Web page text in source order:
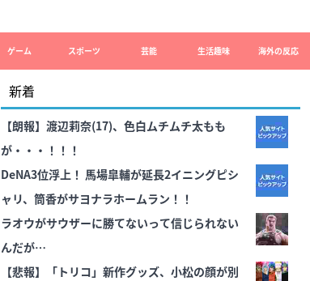
ゲーム スポーツ 芸能 生活趣味 海外の反応
新着
【朗報】渡辺莉奈(17)、色白ムチムチ太もも
が・・・！！！
DeNA3位浮上！ 馬場皐輔が延長2イニングピシ
ャリ、筒香がサヨナラホームラン！！
ラオウがサウザーに勝てないって信じられない
んだが…
【悲報】「トリコ」新作グッズ、小松の顔が別